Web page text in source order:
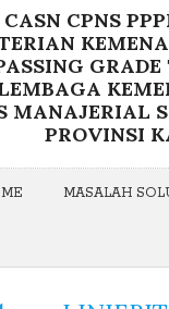
CASN CPNS
MANAJERIAL
PROVINSI
MASALAH